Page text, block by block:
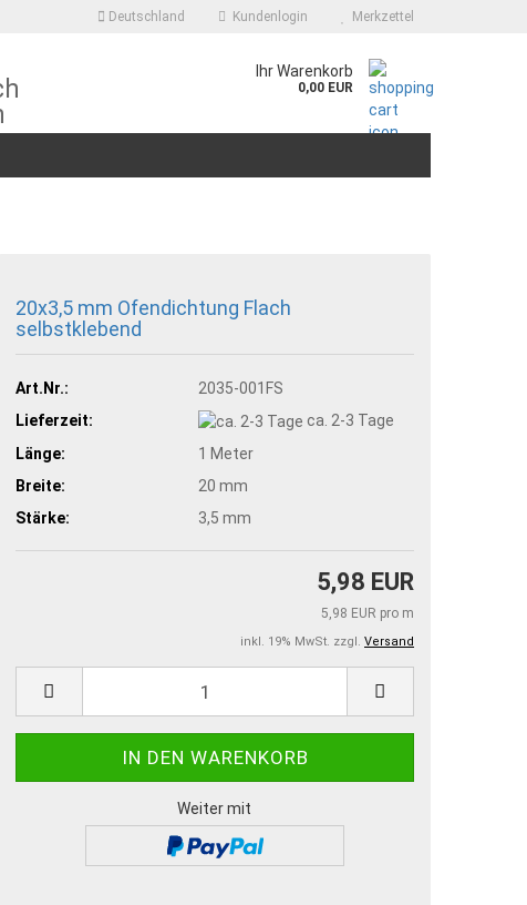
Deutschland Kundenlogin Merkzettel
Ihr Warenkorb
0,00 EUR
20x3,5 mm Ofendichtung Flach
selbstklebend
Art.Nr.:
2035-001FS
Lieferzeit:
ca. 2-3 Tage
Länge:
1 Meter
Breite:
20 mm
Stärke:
3,5 mm
5,98 EUR
5,98 EUR pro m
inkl. 19% MwSt. zzgl. Versand
Weiter mit